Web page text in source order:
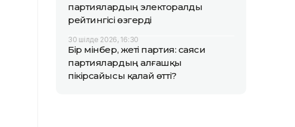
партиялардың электоралды
рейтингісі өзгерді
30 шілде 2026, 16:30
Бір мінбер, жеті партия: саяси
партиялардың алғашқы
пікірсайысы қалай өтті?